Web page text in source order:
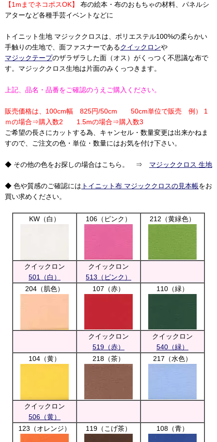
【1mまでネコポスOK】
布の絵本・布のおもちゃの材料、パネルシ
アターなど各種手芸イベントなどに
トイニット生地 マジッククロスは、ポリエステル100%の柔らかい
手触りの生地で、面ファスナーであるクイックロンや
マジックテープのザラザラした面（オス）がくっつく不思議な布で
す。マジッククロス生地は片面のみくっつきます。
上記、品名・品番をご確認のうえご購入ください。
販売価格は、100cm幅 825円/50cm 50cm単位で販売 例） 1
ｍの場合⇒購入数2 1.5mの場合⇒購入数3
ご希望の長さにカットする為、キャンセル・数量変更は出来かねま
すので、ご注文の色・単位・数量にはお気を付け下さい。
◆ その他の色をお探しの場合はこちら。 ⇒ マジッククロス 生地
◆ 色や質感のご確認には トイニット布 マジッククロスの見本帳をお
買い求めください。
KW（白） 106（ピンク） 212（黄緑色）
クイックロン
501（白）
クイックロン
513（ピンク）
204（肌色）
107（赤） 110（緑）
クイックロン
519（赤）
クイックロン
540（緑）
104（黄）
218（茶） 217（水色）
クイックロン
506（黄）
123（オレンジ）
119（こげ茶） 108（青）